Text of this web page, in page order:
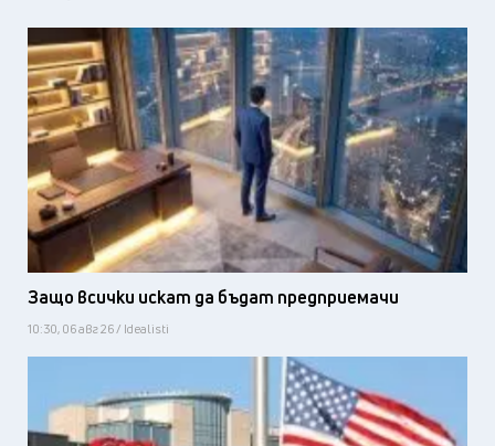
Защо всички искат да бъдат предприемачи
10:30, 06 авг 26 / Idealisti